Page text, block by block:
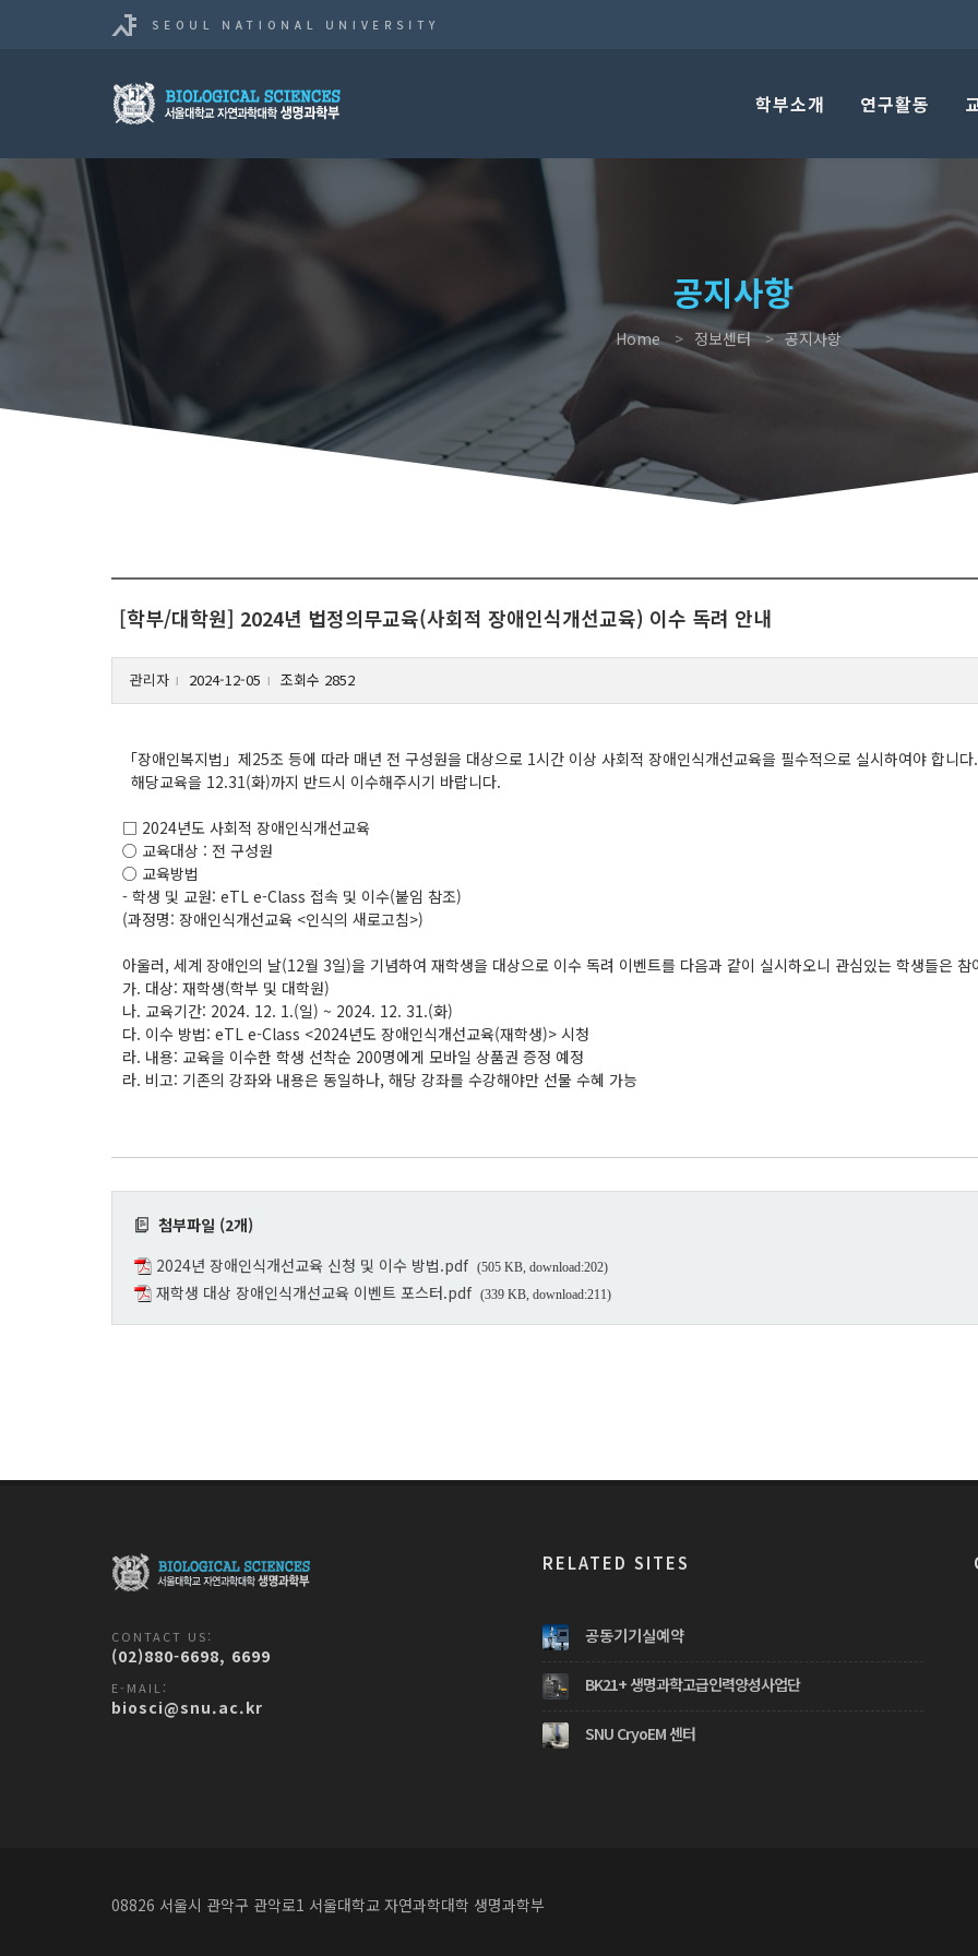
학부소개 연구활동
공지사항
Home 정보센터 공지사항
[학부/대학원] 2024년 법정의무교육(사회적 장애인식개선교육) 이수 독려 안내
관리자 l 2024-12-05 l 조회수 2852
「장애인복지법」제25조 등에 따라 매년 전 구성원을 대상으로 1시간 이상 사회적 장애인식개선교육을 필수적으로 실시하여야 합니
해당교육을 12.31(화)까지 반드시 이수해주시기 바랍니다.
□ 2024년도 사회적 장애인식개선교육
○ 교육대상 : 전 구성원
○ 교육방법
- 학생 및 교원: eTL e-Class 접속 및 이수(붙임 참조)
(과정명: 장애인식개선교육 <인식의 새로고침>)
아울러, 세계 장애인의 날(12월 3일)을 기념하여 재학생을 대상으로 이수 독려 이벤트를 다음과 같이 실시하오니 관심있는 학생들은
가. 대상: 재학생(학부 및 대학원)
나. 교육기간: 2024. 12. 1.(일) ~ 2024. 12. 31.(화)
다. 이수 방법: eTL e-Class <2024년도 장애인식개선교육(재학생)> 시청
라. 내용: 교육을 이수한 학생 선착순 200명에게 모바일 상품권 증정 예정
라. 비고: 기존의 강좌와 내용은 동일하나, 해당 강좌를 수강해야만 선물 수혜 가능
첨부파일 (2개)
2024년 장애인식개선교육 신청 및 이수 방법.pdf (505 KB, download:202)
재학생 대상 장애인식개선교육 이벤트 포스터.pdf (339 KB, download:211)
CONTACT US:
(02)880-6698, 6699
E-MAIL:
biosci@snu.ac.kr
RELATED SITES
공동기기실예약
BK21+ 생명과학고급인력양성사업단
SNU CryoEM 센터
08826 서울시 관악구 관악로1 서울대학교 자연과학대학 생명과학부